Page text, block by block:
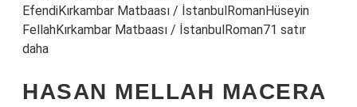
EfendiKırkambar Matbaası / İstanbulRomanHüseyin
FellahKırkambar Matbaası / İstanbulRoman71 satır
daha
HASAN MELLAH MACERA